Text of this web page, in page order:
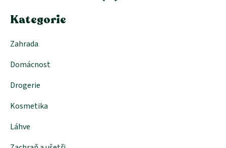
Kategorie
Zahrada
Domácnost
Drogerie
Kosmetika
Láhve